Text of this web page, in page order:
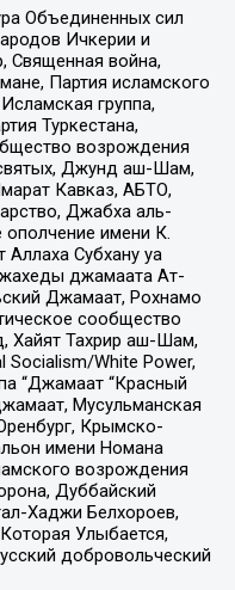
Объединенных сил
Ичкерии и
Священная война,
Партия исламского
группа,
Туркестана,
возрождения
Джунд аш-Шам,
Кавказ, АБТО,
Джабха аль-
имени К.
Субхану уа
джамаата Ат-
Джамаат, Рохнамо
сообщество
Хайят Тахрир аш-Шам,
White Power,
“Джамаат “Красный
Мусульманская
Крымско-
имени Номана
возрождения
Дуббайский
Хаджи Белхороев,
Улыбается,
добровольческий